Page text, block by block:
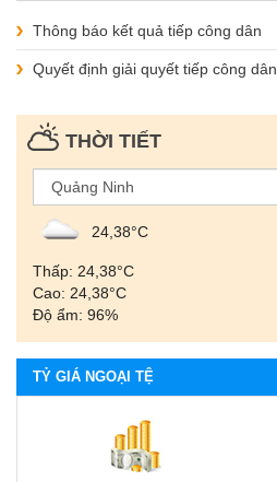
Thông báo kết quả tiếp công dân
Quyết định giải quyết tiếp công dân
THỜI TIẾT
24,38°С
Thấp: 24,38°С
Cao: 24,38°С
Độ ẩm: 96%
TỶ GIÁ NGOẠI TỆ